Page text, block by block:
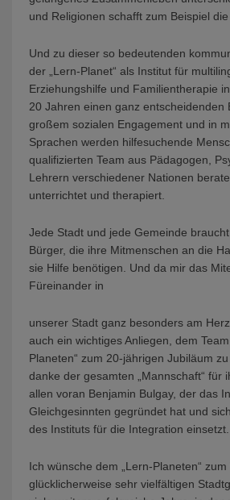
und Religionen schafft zum Beispiel
Und zu dieser so bedeutenden
der „Lern-Planet“ als Institut für
Erziehungshilfe und Familientherapie
20 Jahren einen ganz entscheidenden
großem sozialen Engagement und in
Sprachen werden hilfesuchende
qualifizierten Team aus Pädagogen,
Lehrern verschiedener Nationen
unterrichtet und therapiert.
Jede Stadt und jede Gemeinde
Bürger, die ihre Mitmenschen an die
sie Hilfe benötigen. Und da mir das
Füreinander in
unserer Stadt ganz besonders am
auch ein wichtiges Anliegen, dem
Planeten“ zum 20-jährigen Jubiläum
danke der gesamten „Mannschaft“ für
allen voran Benjamin Bulgay, der das
Gleichgesinnten gegründet hat und
des Instituts für die Integration einsetzt.
Ich wünsche dem „Lern-Planeten“
glücklicherweise sehr vielfältigen